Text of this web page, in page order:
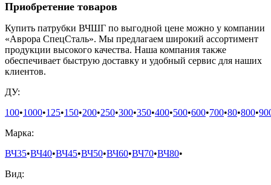
Приобретение товаров
Купить патрубки ВЧШГ по выгодной цене можно у компании
«Аврора СпецСталь». Мы предлагаем широкий ассортимент
продукции высокого качества. Наша компания также
обеспечивает быструю доставку и удобный сервис для наших
клиентов.
ДУ:
100•1000•125•150•200•250•300•350•400•500•600•700•80•800•
Марка:
ВЧ35•ВЧ40•ВЧ45•ВЧ50•ВЧ60•ВЧ70•ВЧ80•
Вид: